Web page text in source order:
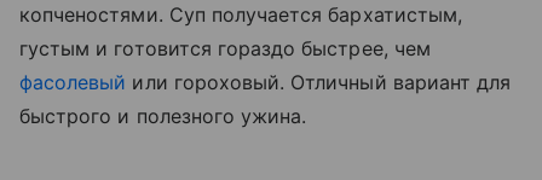
копченостями. Суп получается бархатистым,
густым и готовится гораздо быстрее, чем
фасолевый или гороховый. Отличный вариант для
быстрого и полезного ужина.